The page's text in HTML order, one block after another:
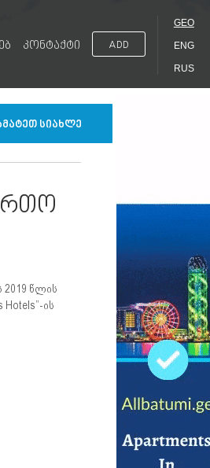
კონტაქტი ADD
GEO
ENG
RUS
სიახლე
2019 წლის
ის